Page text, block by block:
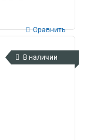
Сравнить
В наличии